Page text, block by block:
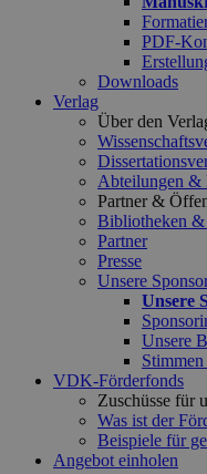
PDF-
Downloads
Verlag
Über den
Abteilungen &
Partner &
Bibliotheken &
Partner
Presse
Unsere
Unsere
Unsere
VDK-Förderfonds
Zuschüsse für
Was ist der
Beispiele für
Angebot einholen